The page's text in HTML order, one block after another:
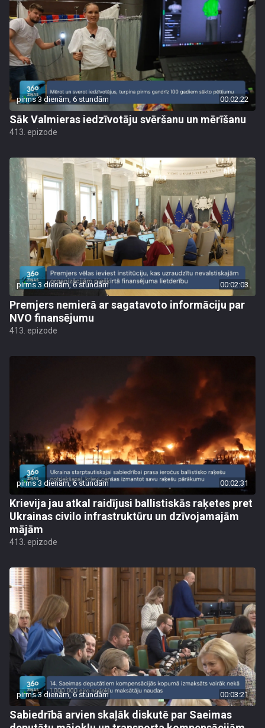
pirms 3 dienām, 6 stundām 00:02:22
Sāk Valmieras iedzīvotāju svēršanu un mērīšanu
413. epizode
pirms 3 dienām, 6 stundām 00:02:03
Premjers nemierā ar sagatavoto informāciju par
NVO finansējumu
413. epizode
pirms 3 dienām, 6 stundām 00:02:31
Krievija jau atkal raidījusi ballistiskās raķetes pret
Ukrainas civilo infrastruktūru un dzīvojamajām
mājām
413. epizode
pirms 3 dienām, 6 stundām 00:03:21
Sabiedrībā arvien skaļāk diskutē par Saeimas